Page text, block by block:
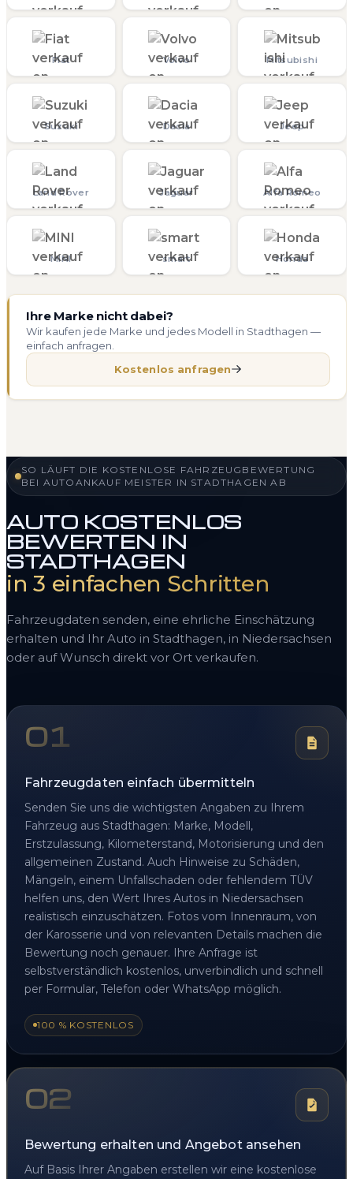
Fiat Volvo Mitsubishi
Suzuki Dacia Jeep
Land Rover Jaguar Alfa Romeo
MINI smart Honda
Ihre Marke nicht dabei?
Wir kaufen jede Marke und jedes Modell in Stadthagen —
einfach anfragen.
Kostenlos anfragen
SO LÄUFT DIE KOSTENLOSE FAHRZEUGBEWERTUNG
BEI AUTOANKAUF MEISTER IN STADTHAGEN AB
AUTO KOSTENLOS
BEWERTEN IN
STADTHAGEN
in 3 einfachen Schritten
Fahrzeugdaten senden, eine ehrliche Einschätzung
erhalten und Ihr Auto in Stadthagen, in Niedersachsen
oder auf Wunsch direkt vor Ort verkaufen.
01
Fahrzeugdaten einfach übermitteln
Senden Sie uns die wichtigsten Angaben zu Ihrem
Fahrzeug aus Stadthagen: Marke, Modell,
Erstzulassung, Kilometerstand, Motorisierung und den
allgemeinen Zustand. Auch Hinweise zu Schäden,
Mängeln, einem Unfallschaden oder fehlendem TÜV
helfen uns, den Wert Ihres Autos in Niedersachsen
realistisch einzuschätzen. Fotos vom Innenraum, von
der Karosserie und von relevanten Details machen die
Bewertung noch genauer. Ihre Anfrage ist
selbstverständlich kostenlos, unverbindlich und schnell
per Formular, Telefon oder WhatsApp möglich.
100 % KOSTENLOS
02
Bewertung erhalten und Angebot ansehen
Auf Basis Ihrer Angaben erstellen wir eine kostenlose